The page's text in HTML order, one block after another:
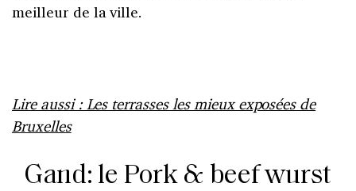
meilleur de la ville.
Lire aussi : Les terrasses les mieux exposées de
Bruxelles
Gand: le Pork & beef wurst